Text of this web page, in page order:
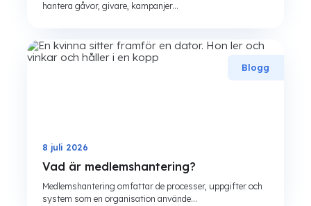
hantera gåvor, givare, kampanjer...
Blogg
8 juli 2026
Vad är medlemshantering?
Medlemshantering omfattar de processer, uppgifter och
system som en organisation använde...